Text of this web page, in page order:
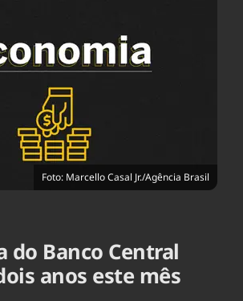
Infraestrutura
Internacional
Podcast
Política
Saúde
Foto: Marcello Casal Jr./Agência Brasil
do Banco Central
anos este mês